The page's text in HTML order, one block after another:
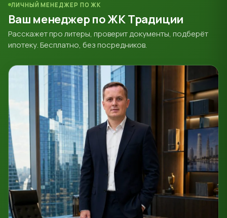
ЛИЧНЫЙ МЕНЕДЖЕР ПО ЖК
Ваш менеджер по ЖК Традиции
Расскажет про литеры, проверит документы, подберёт
ипотеку. Бесплатно, без посредников.